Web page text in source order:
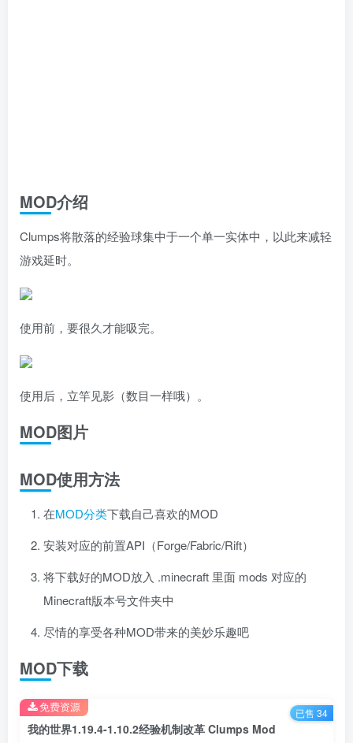
MOD介绍
Clumps将散落的经验球集中于一个单一实体中，以此来减轻
游戏延时。
使用前，要很久才能吸完。
使用后，立竿见影（数目一样哦）。
MOD图片
MOD使用方法
在MOD分类下载自己喜欢的MOD
安装对应的前置API（Forge/Fabric/Rift）
将下载好的MOD放入 .minecraft 里面 mods 对应的
Minecraft版本号文件夹中
尽情的享受各种MOD带来的美妙乐趣吧
MOD下载
我的世界1.19.4-1.10.2经验机制改革 Clumps Mod
免费资源 已售 34